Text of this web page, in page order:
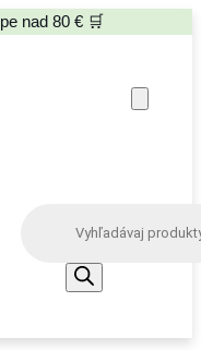
nad 80 € 🛒
s